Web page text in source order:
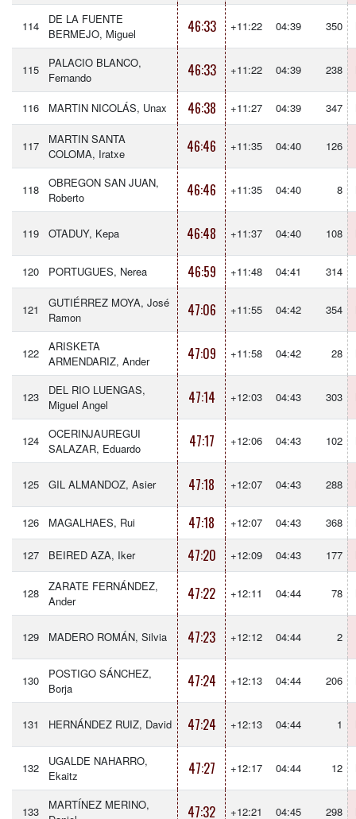
114
DE LA FUENTE
BERMEJO, Miguel
46:33 +11:22 04:39 350
115
PALACIO BLANCO,
Fernando
46:33 +11:22 04:39 238
116 MARTIN NICOLÁS, Unax 46:38 +11:27 04:39 347
117
MARTIN SANTA
COLOMA, Iratxe
46:46 +11:35 04:40 126
118
OBREGON SAN JUAN,
Roberto
46:46 +11:35 04:40 8
119 OTADUY, Kepa 46:48 +11:37 04:40 108
120 PORTUGUES, Nerea 46:59 +11:48 04:41 314
121
GUTIÉRREZ MOYA, José
Ramon
47:06 +11:55 04:42 354
122
ARISKETA
ARMENDARIZ, Ander
47:09 +11:58 04:42 28
123
DEL RIO LUENGAS,
Miguel Angel
47:14 +12:03 04:43 303
124
OCERINJAUREGUI
SALAZAR, Eduardo
47:17 +12:06 04:43 102
125 GIL ALMANDOZ, Asier 47:18 +12:07 04:43 288
126 MAGALHAES, Rui 47:18 +12:07 04:43 368
127 BEIRED AZA, Iker 47:20 +12:09 04:43 177
128
ZARATE FERNÁNDEZ,
Ander
47:22 +12:11 04:44 78
129 MADERO ROMÁN, Silvia 47:23 +12:12 04:44 2
130
POSTIGO SÁNCHEZ,
Borja
47:24 +12:13 04:44 206
131 HERNÁNDEZ RUIZ, David 47:24 +12:13 04:44 1
132
UGALDE NAHARRO,
Ekaitz
47:27 +12:17 04:44 12
133
MARTÍNEZ MERINO,
47:32 +12:21 04:45 298